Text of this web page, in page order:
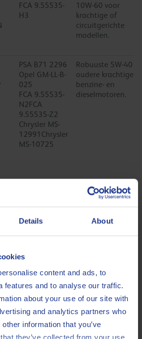
Details About
content and ads, to
features and to analyse our traffic.
about your use of our site with
and analytics partners who
information that you’ve
FCA 9.55535-
H3
10W-60 voor
krachtige of
circuitgerichte
modellen.
PSA B71 2296
Opel GM-LL-B-
025
FCA 9.55535-
N2FCA
9.55535-Z2
Chrysler MS-
12991Chrysler
MS-10725
Robuuste 5W-40
oudere krachtige
benzine- en
dieselmotoren.
de implementatie
volgens twee belangrijke mijlpalen:
en fabrieksvulling.
van PSA, FCA en Opel
gesteld.
03 al eerder verplicht was voor
met de distributieriem. Oliën
2026 opnieuw worden goedgekeurd